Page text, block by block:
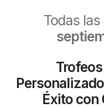
Todas
Éxito con